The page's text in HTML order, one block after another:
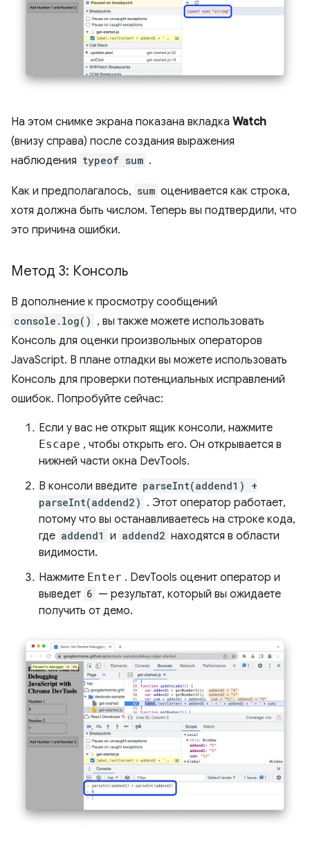
На этом снимке экрана показана вкладка Watch
(внизу справа) после создания выражения
наблюдения typeof sum .
Как и предполагалось, sum оценивается как строка,
хотя должна быть числом. Теперь вы подтвердили, что
это причина ошибки.
Метод 3: Консоль
В дополнение к просмотру сообщений
console.log() , вы также можете использовать
Консоль для оценки произвольных операторов
JavaScript. В плане отладки вы можете использовать
Консоль для проверки потенциальных исправлений
ошибок. Попробуйте сейчас:
Если у вас не открыт ящик консоли, нажмите
Escape , чтобы открыть его. Он открывается в
нижней части окна DevTools.
В консоли введите parseInt(addend1) +
parseInt(addend2) . Этот оператор работает,
потому что вы останавливаетесь на строке кода,
где addend1 и addend2 находятся в области
видимости.
Нажмите Enter . DevTools оценит оператор и
выведет 6 — результат, который вы ожидаете
получить от демо.